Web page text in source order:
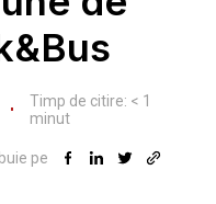
Timp de citire: < 1
minut
pe